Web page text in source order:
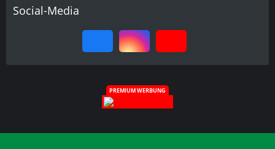
Social-Media
PREMIUM WERBUNG